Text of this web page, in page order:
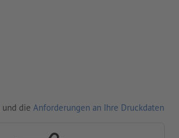
und die Anforderungen an Ihre Druckdaten